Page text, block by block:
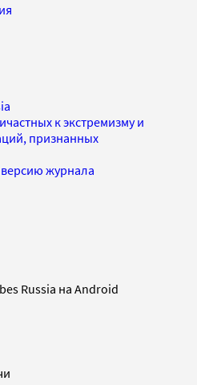
к экстремизму и
признанных
журнала
Russia на Android